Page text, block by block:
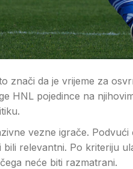
znači da je vrijeme za
HNL pojedince na
vezne igrače.
relevantni. Po kriteriju
neće biti razmatrani.